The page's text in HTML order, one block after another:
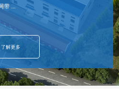
带 ...
了解更多